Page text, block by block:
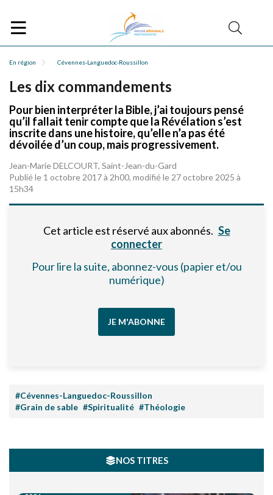
En région Cévennes-Languedoc-Roussillon
Les dix commandements
Pour bien interpréter la Bible, j’ai toujours pensé
qu’il fallait tenir compte que la Révélation s’est
inscrite dans une histoire, qu’elle n’a pas été
dévoilée d’un coup, mais progressivement.
Jean-Marie DELCOURT, Saint-Jean-du-Gard
Publié le 1 octobre 2017 à 2h00, modifié le 27 octobre 2025 à
15h34
Cet article est réservé aux abonnés. Se
connecter
Pour lire la suite, abonnez-vous (papier et/ou
numérique)
JE M'ABONNE
#Cévennes-Languedoc-Roussillon
#Grain de sable #Spiritualité #Théologie
NOS TITRES